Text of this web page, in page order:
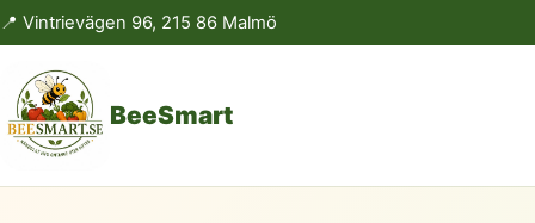
📍 Vintrievägen 96, 215 86 Malmö
BeeSmart